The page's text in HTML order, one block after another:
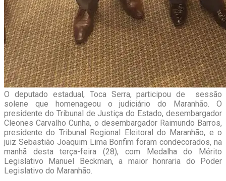
O deputado estadual, Toca Serra, participou de sessão
solene que homenageou o judiciário do Maranhão. O
presidente do Tribunal de Justiça do Estado, desembargador
Cleones Carvalho Cunha, o desembargador Raimundo Barros,
presidente do Tribunal Regional Eleitoral do Maranhão, e o
juiz Sebastião Joaquim Lima Bonfim foram condecorados, na
manhã desta terça-feira (28), com Medalha do Mérito
Legislativo Manuel Beckman, a maior honraria do Poder
Legislativo do Maranhão.